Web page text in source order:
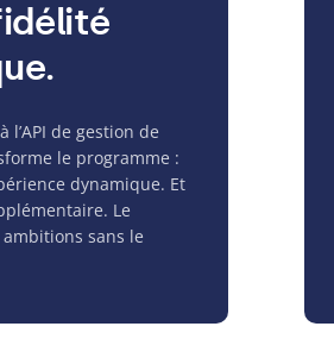
l’API de gestion de
le programme :
dynamique. Et
Le
sans le